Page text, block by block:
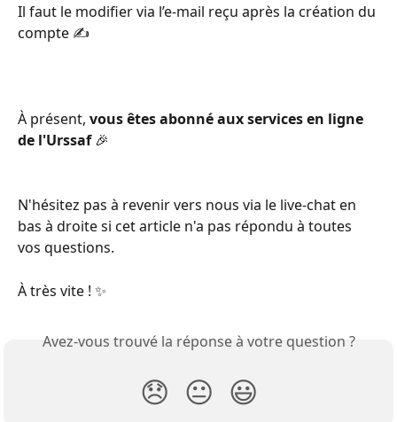
Il faut le modifier via l’e-mail reçu après la création du
compte ✍️
À présent, vous êtes abonné aux services en ligne
de l'Urssaf 🎉
N'hésitez pas à revenir vers nous via le live-chat en
bas à droite si cet article n'a pas répondu à toutes
vos questions.
À très vite ! ✨
Avez-vous trouvé la réponse à votre question ?
😞 😐 😃